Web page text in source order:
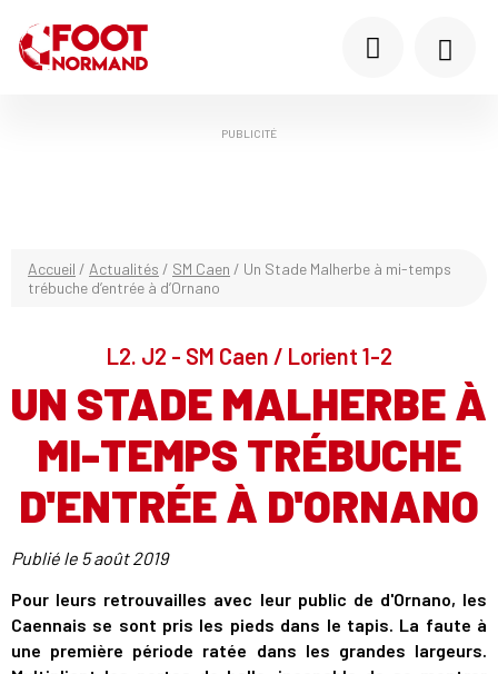
PUBLICITÉ
Accueil / Actualités / SM Caen / Un Stade Malherbe à mi-temps
trébuche d’entrée à d’Ornano
L2. J2 - SM Caen / Lorient 1-2
UN STADE MALHERBE À
MI-TEMPS TRÉBUCHE
D'ENTRÉE À D'ORNANO
Publié le 5 août 2019
Pour leurs retrouvailles avec leur public de d'Ornano, les
Caennais se sont pris les pieds dans le tapis. La faute à
une première période ratée dans les grandes largeurs.